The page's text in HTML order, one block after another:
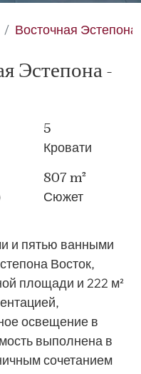
Восточная Эстепона
Эстепона -
5
Кровати
807 m²
Сюжет
и пятью ванными
Восток,
площади и 222 м²
освещение в
выполнена в
сочетанием